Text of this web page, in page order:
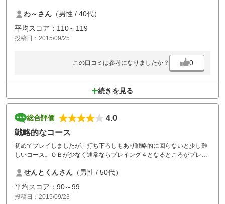
した。
前半はスコアが悪かったが後半はなんとか持ち直し今までのベストスコ
アを更新することができました。
又、利用したいと思います。有難うございました。
わ～さん （男性 / 40代）
平均スコア：110～119
投稿日：2015/09/25
この口コミは参考になりましたか？ 0
続きを見る
総合評価
4.0
戦略的なコース
初めてプレイしましたが、打ち下ろしもあり戦略的に回らないと少し難
しいコース。ＯＢが少なく通常ならプレイング４となるところがプレイ
グリーンが砂が多くパターに苦労した。フェアーウェイにイノシシの荒
らした後も。
食事は唐揚げがとてもおいしかった。初めて行かれる方にはおお薦め。
スタッフの対応もよかった。
せんとくんさん （男性 / 50代）
平均スコア：90～99
投稿日：2015/09/23